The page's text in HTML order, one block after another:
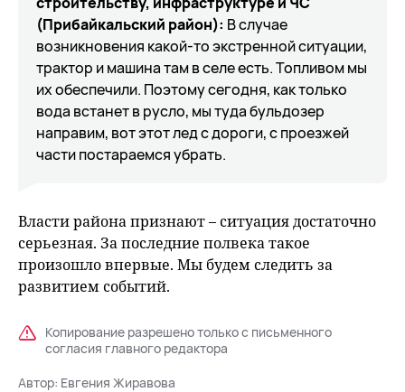
(Прибайкальский район): В случае
возникновения какой-то экстренной ситуации,
трактор и машина там в селе есть. Топливом мы
их обеспечили. Поэтому сегодня, как только
вода встанет в русло, мы туда бульдозер
направим, вот этот лед с дороги, с проезжей
части постараемся убрать.
Власти района признают – ситуация достаточно
серьезная. За последние полвека такое
произошло впервые. Мы будем следить за
развитием событий.
Копирование разрешено только с письменного
согласия главного редактора
Автор: Евгения Жиравова